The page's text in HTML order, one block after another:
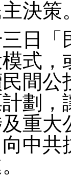
決策
日「
式，
間公
劃，
重大
中共